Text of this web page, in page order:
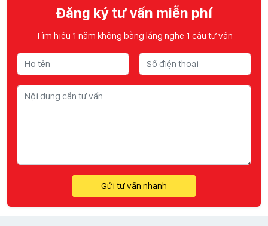
Đăng ký tư vấn miễn phí
Tìm hiểu 1 năm không bằng lắng nghe 1 câu tư vấn
Gửi tư vấn nhanh